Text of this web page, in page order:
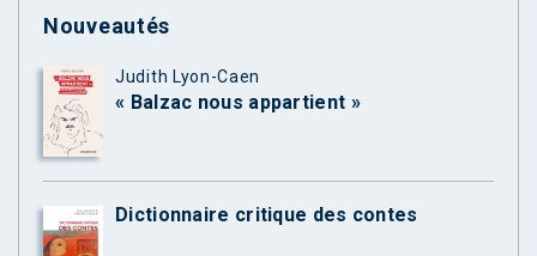
Nouveautés
Judith Lyon-Caen
« Balzac nous appartient »
Dictionnaire critique des contes